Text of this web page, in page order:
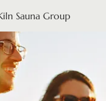
Sauna Group